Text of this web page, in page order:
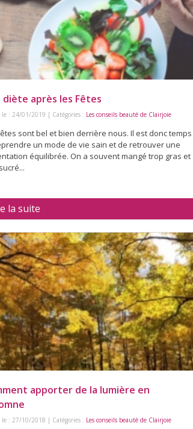
diète après les Fêtes
le : 24/01/2019 | Catégories : Les conseils beauté de Clairjoie
sont bel et bien derrière nous. Il est donc temps
un mode de vie sain et de retrouver une
équilibrée. On a souvent mangé trop gras et
la suite
apporter de la lumière en
le : 27/10/2018 | Catégories : Les conseils beauté de Clairjoie